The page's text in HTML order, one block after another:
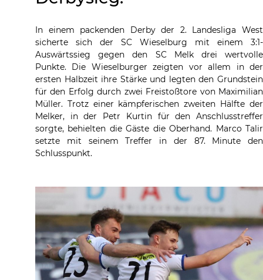
In einem packenden Derby der 2. Landesliga West
sicherte sich der SC Wieselburg mit einem 3:1-
Auswärtssieg gegen den SC Melk drei wertvolle
Punkte. Die Wieselburger zeigten vor allem in der
ersten Halbzeit ihre Stärke und legten den Grundstein
für den Erfolg durch zwei Freistoßtore von Maximilian
Müller. Trotz einer kämpferischen zweiten Hälfte der
Melker, in der Petr Kurtin für den Anschlusstreffer
sorgte, behielten die Gäste die Oberhand. Marco Talir
setzte mit seinem Treffer in der 87. Minute den
Schlusspunkt.